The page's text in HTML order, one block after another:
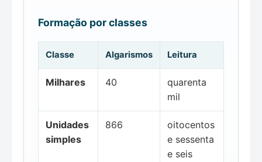
Formação por classes
Classe Algarismos Leitura
Milhares 40
quarenta
mil
Unidades
simples
866
oitocentos
e sessenta
e seis